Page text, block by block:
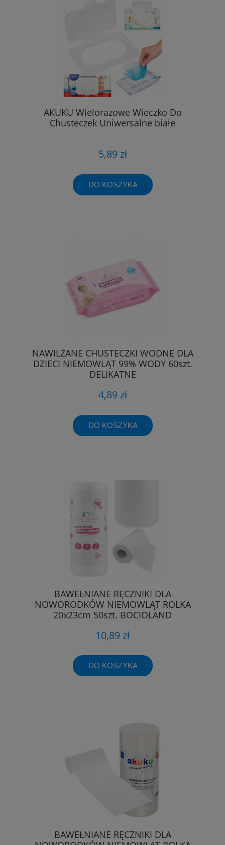
AKUKU Wielorazowe Wieczko Do
Chusteczek Uniwersalne białe
5,89 zł
DO KOSZYKA
NAWILŻANE CHUSTECZKI WODNE DLA
DZIECI NIEMOWLĄT 99% WODY 60szt.
DELIKATNE
4,89 zł
DO KOSZYKA
BAWEŁNIANE RĘCZNIKI DLA
NOWORODKÓW NIEMOWLĄT ROLKA
20x23cm 50szt. BOCIOLAND
10,89 zł
DO KOSZYKA
BAWEŁNIANE RĘCZNIKI DLA